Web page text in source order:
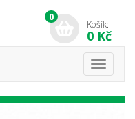
0
Košík:
0 Kč
Toggle